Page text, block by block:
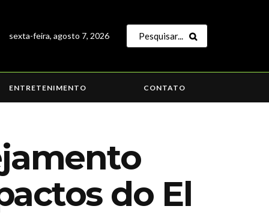
sexta-feira, agosto 7, 2026
ENTRETENIMENTO CONTATO
do El